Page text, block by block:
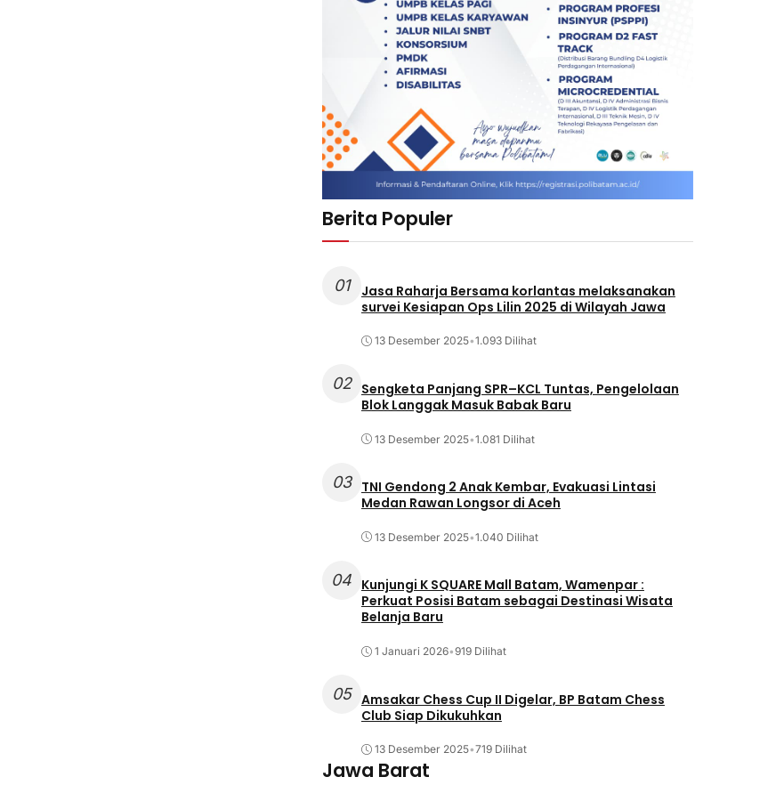
Berita Populer
01
Jasa Raharja Bersama korlantas melaksanakan
survei Kesiapan Ops Lilin 2025 di Wilayah Jawa
13 Desember 2025•1.093 Dilihat
02
Sengketa Panjang SPR–KCL Tuntas, Pengelolaan
Blok Langgak Masuk Babak Baru
13 Desember 2025•1.081 Dilihat
03
TNI Gendong 2 Anak Kembar, Evakuasi Lintasi
Medan Rawan Longsor di Aceh
13 Desember 2025•1.040 Dilihat
04 Kunjungi K SQUARE Mall Batam, Wamenpar :
Perkuat Posisi Batam sebagai Destinasi Wisata
Belanja Baru
1 Januari 2026•919 Dilihat
05 Amsakar Chess Cup II Digelar, BP Batam Chess
Club Siap Dikukuhkan
13 Desember 2025•719 Dilihat
Jawa Barat